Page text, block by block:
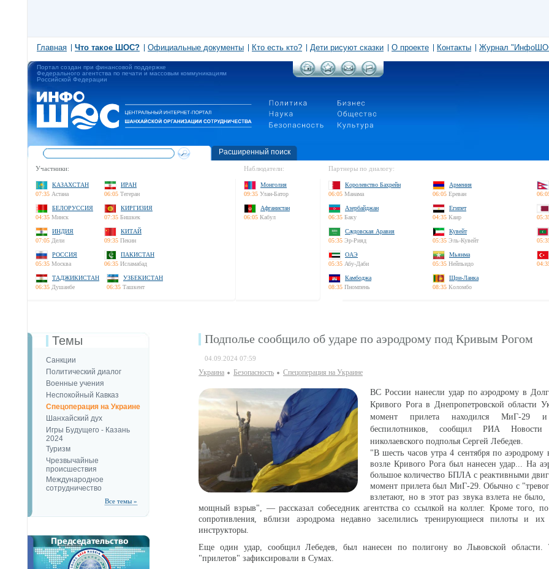
Главная Что такое ШОС? Официальные документы Кто есть кто? Дети рисуют сказки О проекте Контакты Журнал
Портал создан при финансовой поддержке
Федерального агентства по печати и массовым коммуникациям
Российской Федерации
Расширенный поиск
Участники:
КАЗАХСТАН
07:35 Астана
ИРАН
06:05 Тегеран
БЕЛОРУССИЯ
04:35 Минск
КИРГИЗИЯ
07:35 Бишкек
ИНДИЯ
07:05 Дели
КИТАЙ
09:35 Пекин
РОССИЯ
05:35 Москва
ПАКИСТАН
06:35 Исламабад
ТАДЖИКИСТАН
06:35 Душанбе
УЗБЕКИСТАН
06:35 Ташкент
Наблюдатели:
Монголия
09:35 Улан-Батор
Афганистан
06:05 Кабул
Партнеры по диалогу:
Королевство Бахрейн
06:05 Манама
Армения
06:05 Ереван
Азербайджан
06:35 Баку
Египет
04:35 Каир
Саудовская Аравия
05:35 Эр-Рияд
Кувейт
05:35 Эль-Кувейт
ОАЭ
05:35 Абу-Даби
Мьянма
05:35 Нейпьидо
Камбоджа
08:35 Пномпень
Шри-Ланка
08:35 Коломбо
Темы
Санкции
Политический диалог
Военные учения
Неспокойный Кавказ
Спецоперация на Украине
Шанхайский дух
Игры Будущего - Казань
2024
Туризм
Чрезвычайные
происшествия
Международное
сотрудничество
Все темы »
Подполье сообщило об ударе по аэродрому под Кривым Рогом
04.09.2024 07:59
Украина Безопаcность Спецоперация на Украине
ВС России нанесли удар по аэродрому в
Кривого Рога в Днепропетровской области
момент прилета находился МиГ-29 и
беспилотников, сообщил РИА Новости
николаевского подполья Сергей Лебедев.
"В шесть часов утра 4 сентября по аэродрому
возле Кривого Рога был нанесен удар... На
большое количество БПЛА с реактивными
момент прилета был МиГ-29. Обычно с
взлетают, но в этот раз звука взлета не
мощный взрыв", — рассказал собеседник агентства со ссылкой на коллег. Кроме того,
сопротивления, вблизи аэродрома недавно заселились тренирующиеся пилоты и их
инструкторы.
Еще один удар, сообщил Лебедев, был нанесен по полигону во Львовской области.
"прилетов" зафиксировали в Сумах.